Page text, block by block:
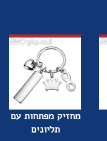
מחזיק מפתחות עם
תליונים